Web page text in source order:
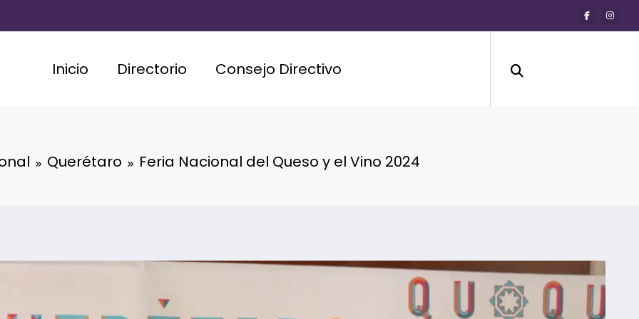
Inicio Directorio Consejo Directivo
Querétaro Feria Nacional del Queso y el Vino 2024